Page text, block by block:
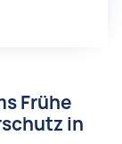
Frühe
in